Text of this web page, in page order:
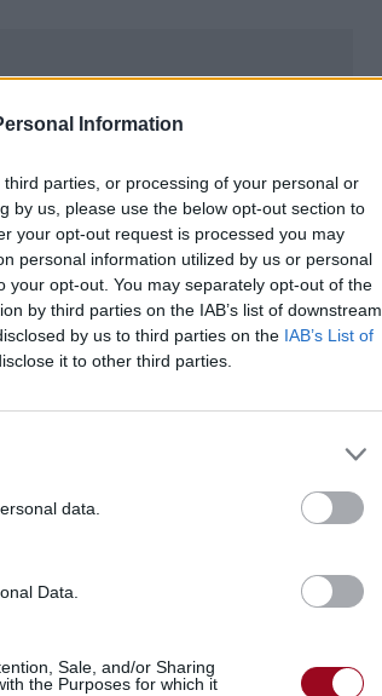
Information
parties, or processing of your personal or
by us, please use the below opt-out section to
your opt-out request is processed you may
personal information utilized by us or personal
your opt-out. You may separately opt-out of the
by third parties on the IAB’s list of downstream
by us to third parties on the IAB’s List of
it to other third parties.
data.
Data.
Sale, and/or Sharing
the Purposes for which it